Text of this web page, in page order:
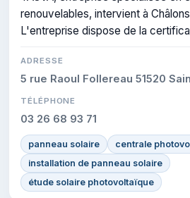
renouvelables, intervient à
L'entreprise dispose de la
ADRESSE
5 rue Raoul Follereau 51520
TÉLÉPHONE
03 26 68 93 71
panneau solaire
centrale
installation de panneau solaire
étude solaire photovoltaïque